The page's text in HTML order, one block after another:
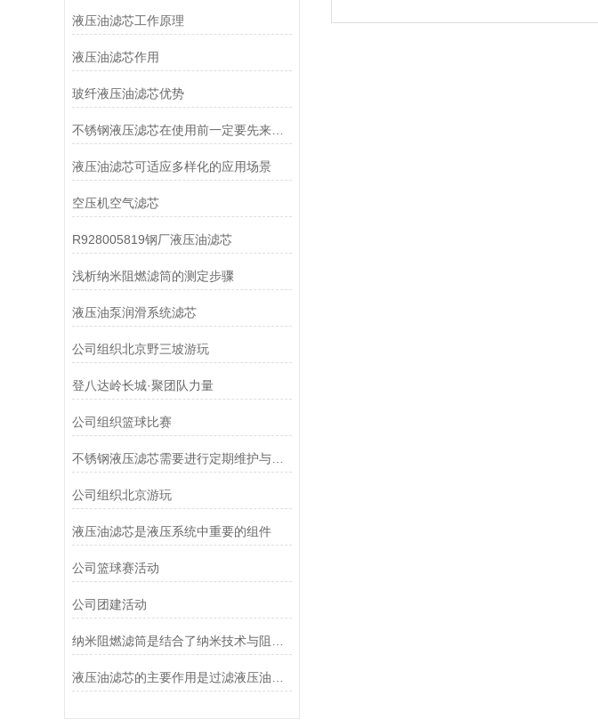
液压油滤芯工作原理
液压油滤芯作用
玻纤液压油滤芯优势
不锈钢液压滤芯在使用前一定要先来了解下这些
液压油滤芯可适应多样化的应用场景
空压机空气滤芯
R928005819钢厂液压油滤芯
浅析纳米阻燃滤筒的测定步骤
液压油泵润滑系统滤芯
公司组织北京野三坡游玩
登八达岭长城·聚团队力量
公司组织篮球比赛
不锈钢液压滤芯需要进行定期维护与清洁
公司组织北京游玩
液压油滤芯是液压系统中重要的组件
公司篮球赛活动
公司团建活动